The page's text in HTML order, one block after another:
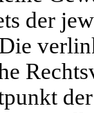
der